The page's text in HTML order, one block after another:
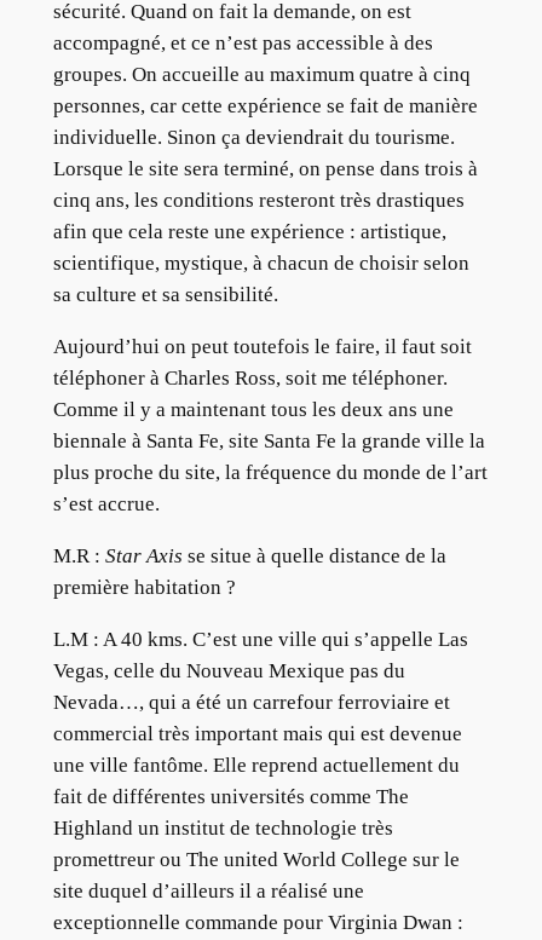
sécurité. Quand on fait la demande, on est
accompagné, et ce n’est pas accessible à des
groupes. On accueille au maximum quatre à cinq
personnes, car cette expérience se fait de manière
individuelle. Sinon ça deviendrait du tourisme.
Lorsque le site sera terminé, on pense dans trois à
cinq ans, les conditions resteront très drastiques
afin que cela reste une expérience : artistique,
scientifique, mystique, à chacun de choisir selon
sa culture et sa sensibilité.
Aujourd’hui on peut toutefois le faire, il faut soit
téléphoner à Charles Ross, soit me téléphoner.
Comme il y a maintenant tous les deux ans une
biennale à Santa Fe, site Santa Fe la grande ville la
plus proche du site, la fréquence du monde de l’art
s’est accrue.
M.R : Star Axis se situe à quelle distance de la
première habitation ?
L.M : A 40 kms. C’est une ville qui s’appelle Las
Vegas, celle du Nouveau Mexique pas du
Nevada…, qui a été un carrefour ferroviaire et
commercial très important mais qui est devenue
une ville fantôme. Elle reprend actuellement du
fait de différentes universités comme The
Highland un institut de technologie très
promettreur ou The united World College sur le
site duquel d’ailleurs il a réalisé une
exceptionnelle commande pour Virginia Dwan :